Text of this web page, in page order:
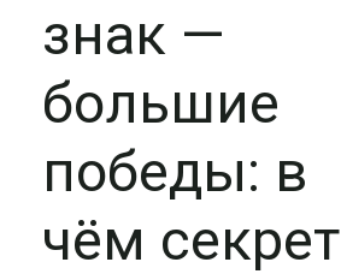
знак —
большие
победы: в
чём секрет